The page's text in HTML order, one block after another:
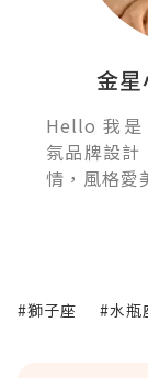
金
Hello 我
氛品牌設
情，風格愛
#獅子座 #水瓶